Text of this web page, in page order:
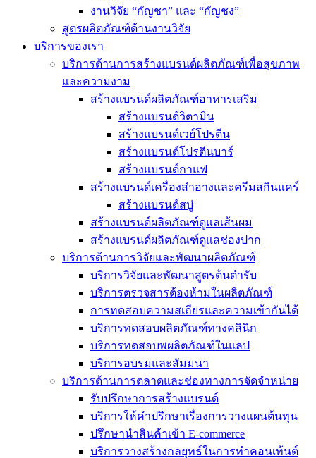
งานวิจัย “กัญชา” และ “กัญชง”
สูตรผลิตภัณฑ์ด้านงานวิจัย
บริการของเรา
บริการด้านการสร้างแบรนด์ผลิตภัณฑ์เพื่อสุขภาพ
และความงาม
สร้างแบรนด์ผลิตภัณฑ์อาหารเสริม
สร้างแบรนด์วิตามิน
สร้างแบรนด์เวย์โปรตีน
สร้างแบรนด์โปรตีนบาร์
สร้างแบรนด์กาแฟ
สร้างแบรนด์เครื่องสำอางและครีมสกินแคร์
สร้างแบรนด์สบู่
สร้างแบรนด์ผลิตภัณฑ์ดูแลเส้นผม
สร้างแบรนด์ผลิตภัณฑ์ดูแลช่องปาก
บริการด้านการวิจัยและพัฒนาผลิตภัณฑ์
บริการวิจัยและพัฒนาสูตรต้นตำรับ
บริการตรวจสารต้องห้ามในผลิตภัณฑ์
การทดสอบความสเถียรและความเข้ากันได้
บริการทดสอบผลิตภัณฑ์ทางคลินิก
บริการทดสอบพผลิตภัณฑ์ในแลป
บริการอบรมและสัมมนา
บริการด้านการตลาดและช่องทางการจัดจำหน่าย
รับปรึกษาการสร้างแบรนด์
บริการให้คำปรึกษาเรื่องการวางแผนต้นทุน
ปรึกษานำสินค้าเข้า E-commerce
บริการวางสร้างกลยุทธ์ในการทำคอนเท้นต์